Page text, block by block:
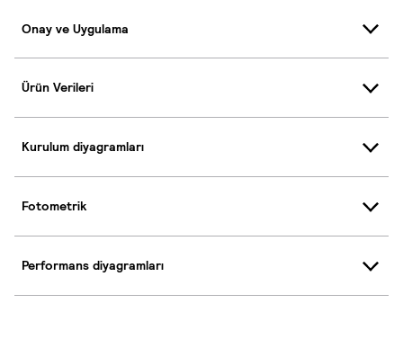
Onay ve Uygulama
Ürün Verileri
Kurulum diyagramları
Fotometrik
Performans diyagramları